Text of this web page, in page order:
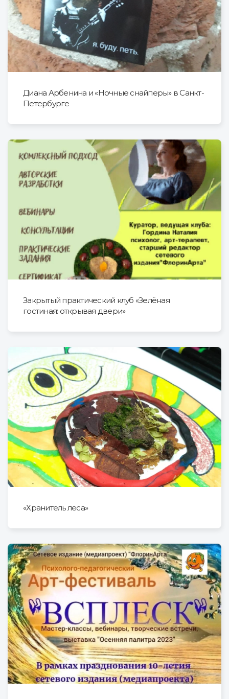
Диана Арбенина и «Ночные снайперы» в Санкт-
Петербурге
Закрытый практический клуб «Зелёная
гостиная: открывая двери»
«Хранитель леса»